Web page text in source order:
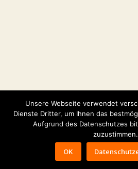
© 2026
Bestellung &
Unsere Webseite verwendet
Dienste Dritter, um Ihnen das
Aufgrund des Datenschutzes
zuzustimmen.
OK